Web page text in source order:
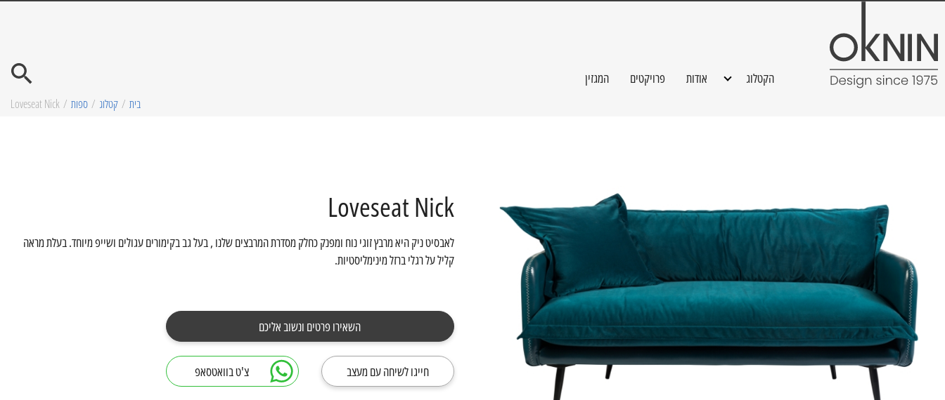
הקטלוג
שולחנות אוכל
אודות פרויקטים המגזין
בית / קטלוג / ספות /
Loveseat Nick
Loveseat Nick
לאבסיט ניק היא מרבץ זוגי נוח ומפנק כחלק מסדרת המרבצים שלנו , בעל גב בקימורים עגולים ושייפ מיוחד. בעלת מראה
קליל על רגלי ברזל מינימליסטיות.
השאירו פרטים ונשוב אליכם
חייגו לשיחה עם מעצב צ'ט בוואטסאפ